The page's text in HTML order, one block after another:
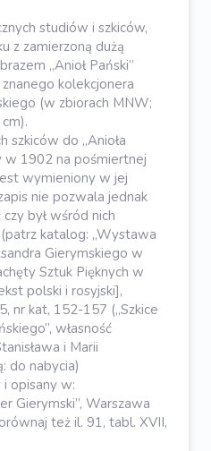
studiów i szkiców,
z zamierzoną dużą
„Anioł Pański”
kolekcjonera
(w zbiorach MNW;
szkiców do „Anioła
w 1902 na pośmiertnej
wymieniony w jej
nie pozwala jednak
był wśród nich
katalog: „Wystawa
Gierymskiego w
Sztuk Pięknych w
polski i rosyjski],
nr kat, 152-157 („Szkice
własność
i Marii
do nabycia)
opisany w:
Gierymski”, Warszawa
też il. 91, tabl. XVII,